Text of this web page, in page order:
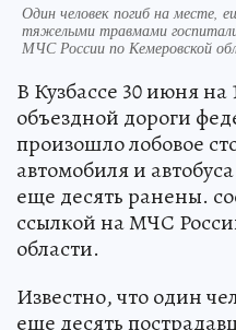
Один человек погиб на месте,
тяжелыми травмами
МЧС России по Кемеровской
В Кузбассе 30 июня
объездной дороги
произошло лобовое
автомобиля и
еще десять ранены.
ссылкой на МЧС
области.
Известно, что один
еще десять